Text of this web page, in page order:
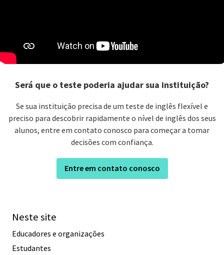
Será que o teste poderia ajudar sua instituição?
Se sua instituição precisa de um teste de inglês flexível e
preciso para descobrir rapidamente o nível de inglês dos seus
alunos, entre em contato conosco para começar a tomar
decisões com confiança.
Entre em contato conosco
Neste site
Educadores e organizações
Estudantes